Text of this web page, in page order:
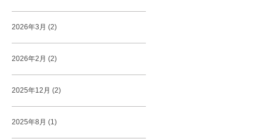
2026年3月 (2)
2026年2月 (2)
2025年12月 (2)
2025年8月 (1)